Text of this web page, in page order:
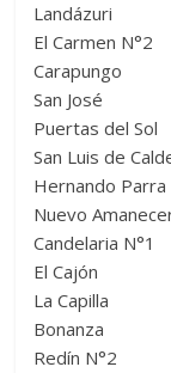
Landázuri
El Carmen N°2
Carapungo
San José
Puertas del Sol
San Luis de
Hernando Parra
Nuevo
Candelaria N°1
El Cajón
La Capilla
Bonanza
Redín N°2